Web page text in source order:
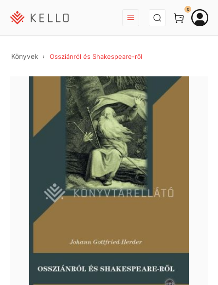
BEJELENTKEZÉS
0
Könyvek Ossziánról és Shakespeare-ről